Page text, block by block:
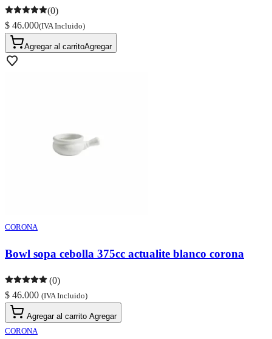
(0)
$ 46.000(IVA Incluido)
Agregar al carritoAgregar
CORONA
Bowl sopa cebolla 375cc actualite blanco corona
(0)
$ 46.000 (IVA Incluido)
Agregar al carrito Agregar
CORONA